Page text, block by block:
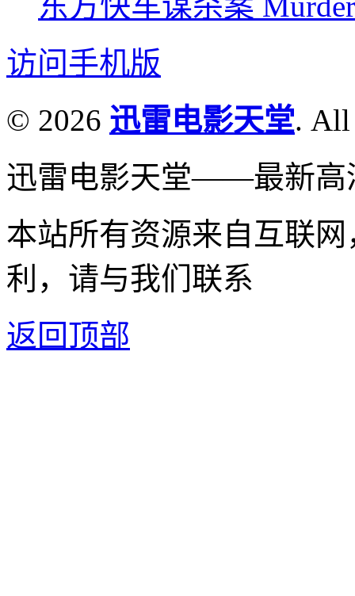
访问手机版
© 2026 迅雷电影天堂. All
迅雷电影天堂——最新高
本站所有资源来自互联
利，请与我们联系
返回顶部